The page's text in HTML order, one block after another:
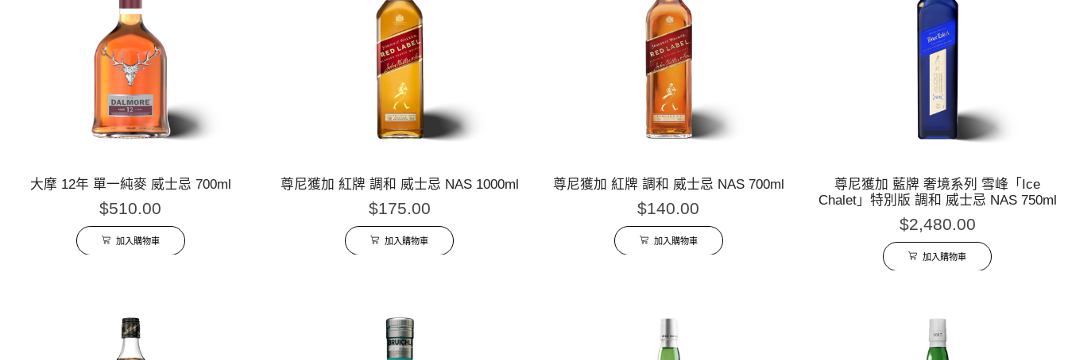
大摩 12年 單一純麥 威士忌 700ml
$510.00
加入購物車
尊尼獲加 紅牌 調和 威士忌 NAS 1000ml
$175.00
加入購物車
尊尼獲加 紅牌 調和 威士忌 NAS 700ml
$140.00
加入購物車
尊尼獲加 藍牌 奢境系列 雪峰「Ice
Chalet」特別版 調和 威士忌 NAS 750ml
$2,480.00
加入購物車